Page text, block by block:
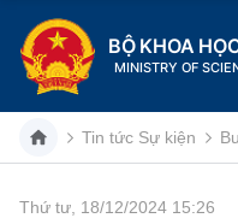
BỘ KHOA
MINISTRY OF
Tin tức Sự kiện
Thứ tư, 18/12/2024 15:26